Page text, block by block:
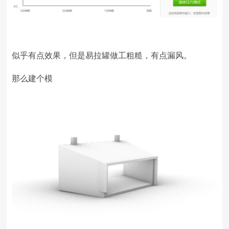
似乎有点效果，但是易拉罐做工粗糙，有点漏风。
那么建个模